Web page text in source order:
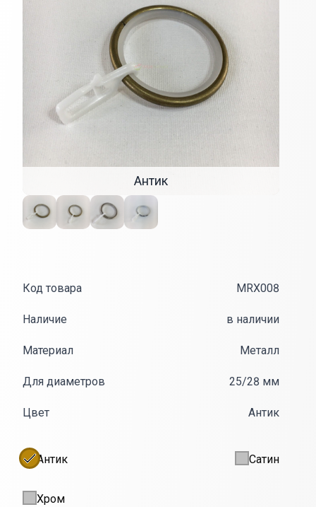
Антик
Код товара MRX008
Наличие в наличии
Материал Металл
Для диаметров 25/28 мм
Цвет Антик
Антик Сатин
Хром